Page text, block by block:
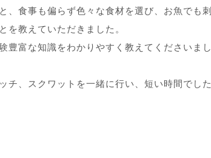
、食事も偏らず色々な食材を選び、お魚でも刺
を教えていただきました。
豊富な知識をわかりやすく教えてくださいまし
チ、スクワットを一緒に行い、短い時間でした